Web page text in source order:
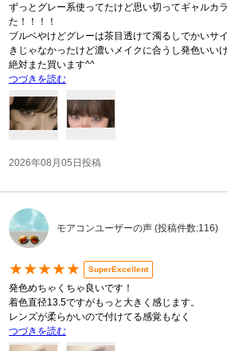
ずっとグレー系使ってたけど思い切ってギャルカ
た！！！！
ブルベやけどグレーは茶目透けて濁るしでかいサ
きじゃなかったけど濃いメイクに合うし発色いい
絶対また買います^^
つづきを読む
2026年08月05日投稿
モアコンユーザーの声 (投稿件数:116)
★★★★★ SuperExcellent
発色めちゃくちゃ良いです！
着色直径13.5ですがもっと大きく感じます。
レンズが柔らかいので付けてる感覚もなく
つづきを読む